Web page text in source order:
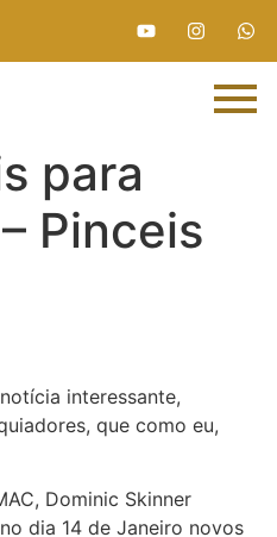
para
Pinceis
interessante,
que como eu,
Dominic Skinner
no dia 14 de Janeiro novos